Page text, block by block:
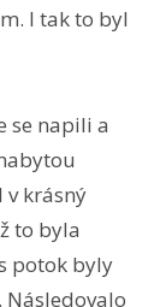
I tak to byl
se napili a
v krásný
to byla
potok byly